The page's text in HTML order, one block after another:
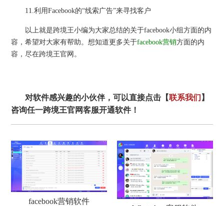
11.利用Facebook的“线索广告”来寻找客户
以上就是跨境王小编为大家总结的关于facebook小组方面的内
容，希望对大家有帮助。想知道更多关于facebook营销方面的内
容，尽在跨境王官网。
对软件感兴趣的小伙伴，可以直接点击【联系我们 】
咨询任一跨境王官网客服开通软件！
facebook营销软件